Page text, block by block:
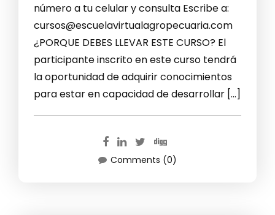
número a tu celular y consulta Escribe a:
cursos@escuelavirtualagropecuaria.com
¿PORQUE DEBES LLEVAR ESTE CURSO? El
participante inscrito en este curso tendrá
la oportunidad de adquirir conocimientos
para estar en capacidad de desarrollar […]
Comments (0)